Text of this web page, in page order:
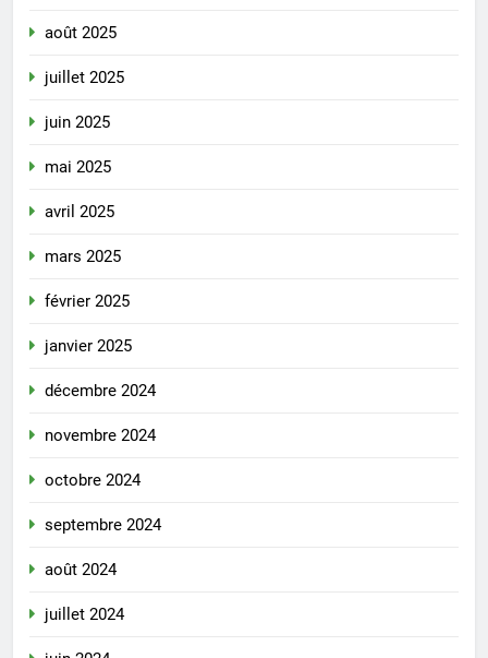
août 2025
juillet 2025
juin 2025
mai 2025
avril 2025
mars 2025
février 2025
janvier 2025
décembre 2024
novembre 2024
octobre 2024
septembre 2024
août 2024
juillet 2024